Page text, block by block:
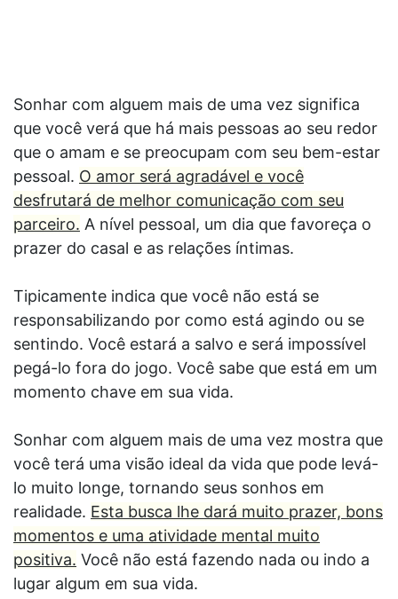
Sonhar com alguem mais de uma vez significa
que você verá que há mais pessoas ao seu redor
que o amam e se preocupam com seu bem-estar
pessoal. O amor será agradável e você
desfrutará de melhor comunicação com seu
parceiro. A nível pessoal, um dia que favoreça o
prazer do casal e as relações íntimas.
Tipicamente indica que você não está se
responsabilizando por como está agindo ou se
sentindo. Você estará a salvo e será impossível
pegá-lo fora do jogo. Você sabe que está em um
momento chave em sua vida.
Sonhar com alguem mais de uma vez mostra que
você terá uma visão ideal da vida que pode levá-
lo muito longe, tornando seus sonhos em
realidade. Esta busca lhe dará muito prazer, bons
momentos e uma atividade mental muito
positiva. Você não está fazendo nada ou indo a
lugar algum em sua vida.